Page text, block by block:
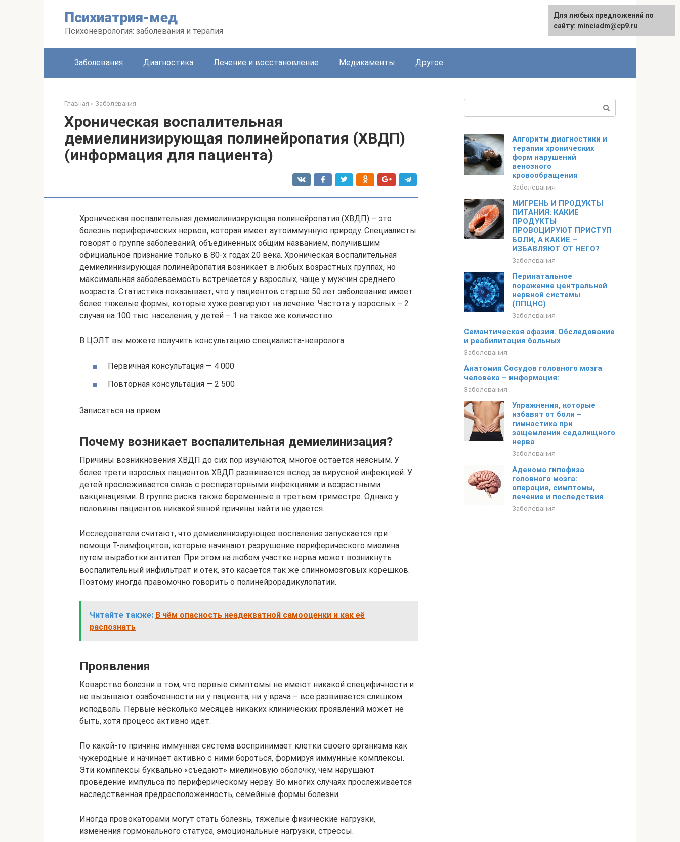
Психиатрия-мед
Психоневрология: заболевания и терапия
Заболевания Диагностика Лечение и восстановление Медикаменты Другое
Главная » Заболевания
Хроническая воспалительная
демиелинизирующая полинейропатия (ХВДП)
(информация для пациента)
Хроническая воспалительная демиелинизирующая полинейропатия (ХВДП) – это
болезнь периферических нервов, которая имеет аутоиммунную природу. Специалисты
говорят о группе заболеваний, объединенных общим названием, получившим
официальное признание только в 80-х годах 20 века. Хроническая воспалительная
демиелинизирующая полинейропатия возникает в любых возрастных группах, но
максимальная заболеваемость встречается у взрослых, чаще у мужчин среднего
возраста. Статистика показывает, что у пациентов старше 50 лет заболевание имеет
более тяжелые формы, которые хуже реагируют на лечение. Частота у взрослых – 2
случая на 100 тыс. населения, у детей – 1 на такое же количество.
В ЦЭЛТ вы можете получить консультацию специалиста-невролога.
Первичная консультация — 4 000
Повторная консультация — 2 500
Записаться на прием
Почему возникает воспалительная демиелинизация?
Причины возникновения ХВДП до сих пор изучаются, многое остается неясным. У
более трети взрослых пациентов ХВДП развивается вслед за вирусной инфекцией. У
детей прослеживается связь с респираторными инфекциями и возрастными
вакцинациями. В группе риска также беременные в третьем триместре. Однако у
половины пациентов никакой явной причины найти не удается.
Исследователи считают, что демиелинизирующее воспаление запускается при
помощи Т-лимфоцитов, которые начинают разрушение периферического миелина
путем выработки антител. При этом на любом участке нерва может возникнуть
воспалительный инфильтрат и отек, это касается так же спинномозговых корешков.
Поэтому иногда правомочно говорить о полинейрорадикулопатии.
Читайте также: В чём опасность неадекватной самооценки и как её
распознать
Проявления
Коварство болезни в том, что первые симптомы не имеют никакой специфичности и
не вызывают озабоченности ни у пациента, ни у врача – все развивается слишком
исподволь. Первые несколько месяцев никаких клинических проявлений может не
быть, хотя процесс активно идет.
По какой-то причине иммунная система воспринимает клетки своего организма как
чужеродные и начинает активно с ними бороться, формируя иммунные комплексы.
Эти комплексы буквально «съедают» миелиновую оболочку, чем нарушают
проведение импульса по периферическому нерву. Во многих случаях прослеживается
наследственная предрасположенность, семейные формы болезни.
Иногда провокаторами могут стать болезнь, тяжелые физические нагрузки,
изменения гормонального статуса, эмоциональные нагрузки, стрессы.
Алгоритм диагностики и
терапии хронических
форм нарушений
венозного
кровообращения
Заболевания
МИГРЕНЬ И ПРОДУКТЫ
ПИТАНИЯ: КАКИЕ
ПРОДУКТЫ
ПРОВОЦИРУЮТ ПРИСТУП
БОЛИ, А КАКИЕ –
ИЗБАВЛЯЮТ ОТ НЕГО?
Заболевания
Перинатальное
поражение центральной
нервной системы
(ППЦНС)
Заболевания
Семантическая афазия. Обследование
и реабилитация больных
Заболевания
Анатомия Сосудов головного мозга
человека – информация:
Заболевания
Упражнения, которые
избавят от боли –
гимнастика при
защемлении седалищного
нерва
Заболевания
Аденома гипофиза
головного мозга:
операция, симптомы,
лечение и последствия
Заболевания
Для любых предложений по
сайту: minciadm@cp9.ru